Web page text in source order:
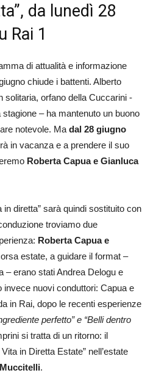
da lunedì 28
Rai 1
di attualità e informazione
chiude i battenti. Alberto
solitaria, orfano della Cuccarini -
– ha mantenuto un buono
notevole. Ma dal 28 giugno
in vacanza e a prendere il suo
Roberta Capua e Gianluca
in diretta” sarà quindi sostituito con
troviamo due
Roberta Capua e
estate, a guidare il format –
– erano stati Andrea Delogu e
invece nuovi conduttori: Capua e
in Rai, dopo le recenti esperienze
perfetto” e “Belli dentro
si tratta di un ritorno: il
in Diretta Estate” nell’estate
.